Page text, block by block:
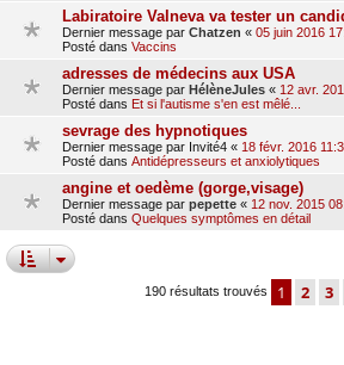
Labiratoire Valneva va tester un
Dernier message par Chatzen « 05 juin 2016
Posté dans Vaccins
adresses de médecins aux USA
Dernier message par HélèneJules « 12 avr.
Posté dans Et si l'autisme s'en est mêlé...
sevrage des hypnotiques
Dernier message par Invité4 « 18 févr. 2016
Posté dans Antidépresseurs et anxiolytiques
angine et oedème (gorge,visage)
Dernier message par pepette « 12 nov. 2015
Posté dans Quelques symptômes en détail
190 résultats trouvés 1 2 3